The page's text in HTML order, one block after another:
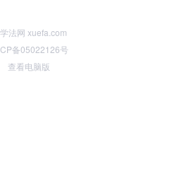
法网 xuefa.com
备05022126号
查看电脑版